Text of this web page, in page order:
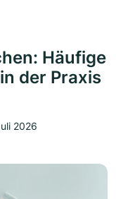
Häufige
der Praxis
2026